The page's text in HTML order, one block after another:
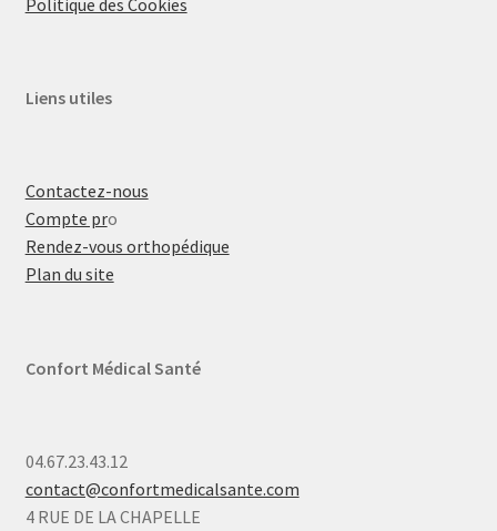
Liens utiles
Contactez-nous
Compte pro
Rendez-vous orthopédique
Plan du site
Confort Médical Santé
04.67.23.43.12
contact@confortmedicalsante.com
4 RUE DE LA CHAPELLE